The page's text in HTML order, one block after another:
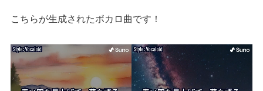
こちらが生成されたボカロ曲です！